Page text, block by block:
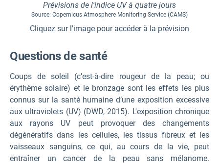
Prévisions de l'indice UV à quatre jours
Source: Copernicus Atmosphere Monitoring Service (CAMS)
Cliquez sur l'image pour accéder à la prévision
Questions de santé
Coups de soleil (c’est-à-dire rougeur de la peau; ou
érythème solaire) et le bronzage sont les effets les plus
connus sur la santé humaine d’une exposition excessive
aux ultraviolets (UV) (DWD, 2015). L'exposition chronique
aux rayons UV peut provoquer des changements
dégénératifs dans les cellules, les tissus fibreux et les
vaisseaux sanguins, ce qui, au cours de la vie, peut
entraîner un cancer de la peau sans mélanome.